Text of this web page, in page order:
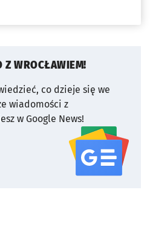
Z WROCŁAWIEM!
co dzieje się we
wiadomości z
w Google News!
serwisu